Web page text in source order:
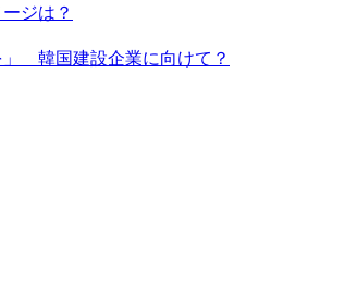
ジは？
韓国建設企業に向けて？